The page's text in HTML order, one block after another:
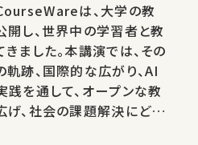
は、大学の教
し、世界中の学習者と教
ました。本講演では、その
跡、国際的な広がり、AI
を通して、オープンな教
げ、社会の課題解決にどう